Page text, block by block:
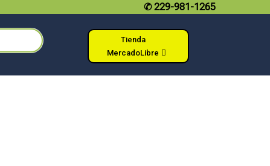
✆229-981-1265
Tienda
MercadoLibre